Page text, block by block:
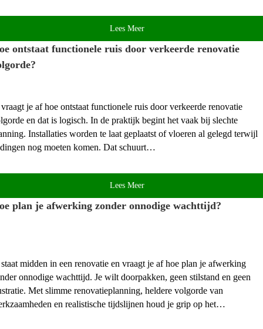
Lees Meer
ontstaat functionele ruis door verkeerde renovatie
vraagt je af hoe ontstaat functionele ruis door verkeerde renovatie
en dat is logisch.​ In de praktijk begint het vaak bij slechte
Installaties worden te laat geplaatst of vloeren al gelegd terwijl
nog moeten komen.​ Dat schuurt…
Lees Meer
plan je afwerking zonder onnodige wachttijd?
staat midden in een renovatie en vraagt je af hoe plan je afwerking
onnodige wachttijd.​ Je wilt doorpakken, geen stilstand en geen
Met slimme renovatieplanning, heldere volgorde van
en realistische tijdslijnen houd je grip op het…